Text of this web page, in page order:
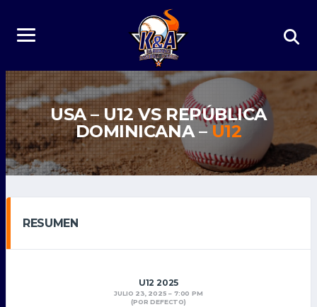
USA – U12 VS REPÚBLICA
DOMINICANA –U12
RESUMEN
U12 2025
JULIO 23, 2025
7:00 PM
(POR DEFECTO)